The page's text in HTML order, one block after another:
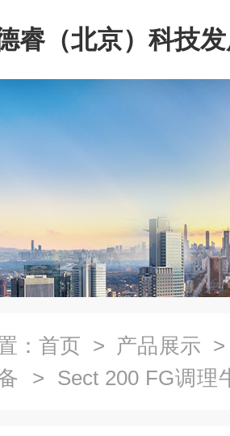
睿（北京）科技
： 首页 > 产品展示
> Sect 200 FG调理